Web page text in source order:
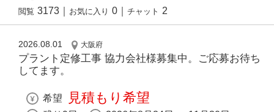
閲覧 3173 お気に入り 0 チャット 2
2026.08.01 大阪府
プラント定修工事 協力会社様募集中。ご応募お待ち
してます。
希望 見積もり希望